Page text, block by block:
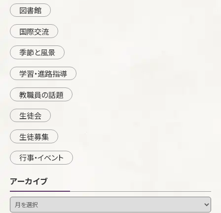
図書館
国際交流
季節と風景
学習・進路指導
教職員の話題
生徒会
生徒募集
行事・イベント
アーカイブ